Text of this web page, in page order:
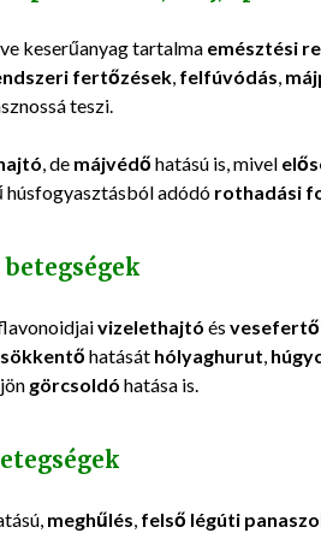
keserűanyag tartalma emésztési
fertőzések, felfúvódás,
teszi.
, de májvédő hatású is, mivel
húsfogyasztásból adódó rothadási
vizelethajtó és
hatását hólyaghurut,
görcsoldó hatása is.
meghűlés, felső légúti